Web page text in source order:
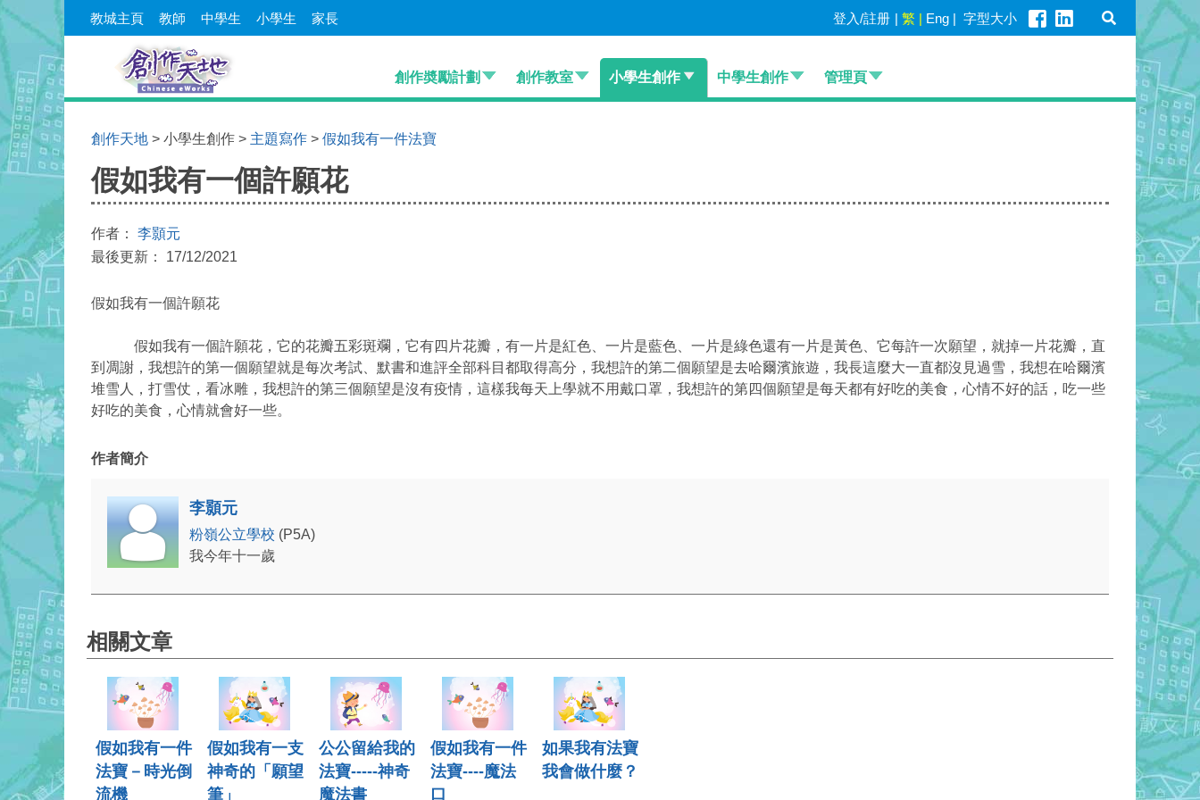
教城主頁 教師 中學生 小學生 家長 登入/註册 | 繁 | Eng | 字型大小
創作奬勵計劃 創作教室 小學生創作 中學生創作 管理頁
創作天地 > 小學生創作 > 主題寫作 > 假如我有一件法寶
假如我有一個許願花
作者： 李顥元
最後更新： 17/12/2021
假如我有一個許願花
假如我有一個許願花，它的花瓣五彩斑斕，它有四片花瓣，有一片是紅色、一片是藍色、一片是綠色還有一片是黃色、它每許一次願望，就掉一片花瓣，直
到凋謝，我想許的第一個願望就是每次考試、默書和進評全部科目都取得高分，我想許的第二個願望是去哈爾濱旅遊，我長這麼大一直都沒見過雪，我想在哈爾濱
堆雪人，打雪仗，看冰雕，我想許的第三個願望是沒有疫情，這樣我每天上學就不用戴口罩，我想許的第四個願望是每天都有好吃的美食，心情不好的話，吃一些
好吃的美食，心情就會好一些。
作者簡介
李顥元
粉嶺公立學校 (P5A)
我今年十一歲
相關文章
假如我有一件
法寶－時光倒
流機
假如我有一支
神奇的「願望
筆」
公公留給我的
法寶-----神奇
魔法書
假如我有一件
法寶----魔法
口
如果我有法寶
我會做什麼？